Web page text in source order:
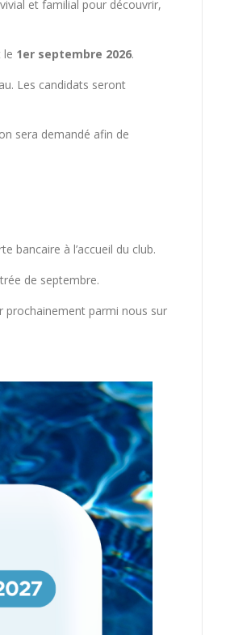
et familial pour découvrir,
le 1er septembre 2026.
Les candidats seront
sera demandé afin de
bancaire à l’accueil du club.
de septembre.
prochainement parmi nous sur